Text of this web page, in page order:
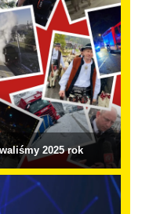
2025 rok